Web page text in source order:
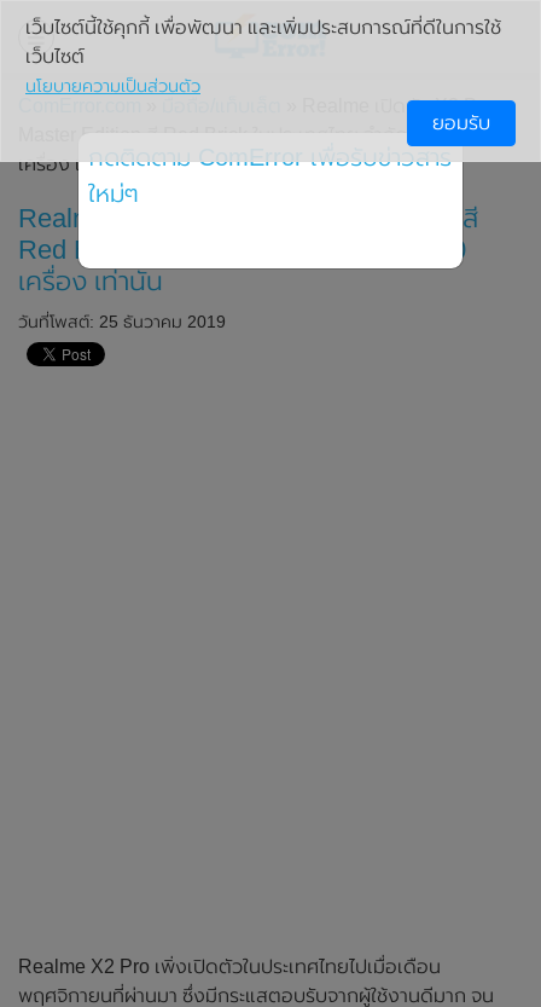
» Realme เปิดตัว X2 Pro
Master Edition สี Red Brick ในประเทศไทย จำกัดเพียง 100
เครื่อง เท่านั้น
Realme เปิดตัว X2 Pro Master Edition สี
Red Brick ในประเทศไทย จำกัดเพียง 100
เครื่อง เท่านั้น
วันที่โพสต์: 25 ธันวาคม 2019
Realme X2 Pro เพิ่งเปิดตัวในประเทศไทยไปเมื่อเดือน
พฤศจิกายนที่ผ่านมา ซึ่งมีกระแสตอบรับจากผู้ใช้งานดีมาก จน
เว็บไซต์นี้ใช้คุกกี้ เพื่อพัฒนา และเพิ่มประสบการณ์ที่ดีในการใช้
เว็บไซต์
นโยบายความเป็นส่วนตัว
ยอมรับ
กดติดตาม ComError เพื่อรับข่าวสาร
ใหม่ๆ